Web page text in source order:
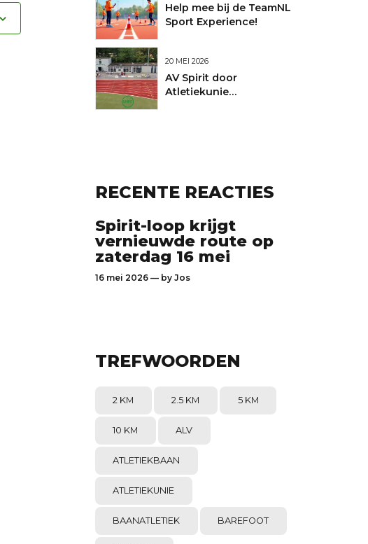
Help mee bij de TeamNL
Sport Experience!
20 MEI 2026
AV Spirit door
Atletiekunie
RECENTE REACTIES
Spirit-loop krijgt
vernieuwde route op
zaterdag 16 mei
16 mei 2026 — by Jos
TREFWOORDEN
2 KM 2.5 KM 5 KM
10 KM ALV
ATLETIEKBAAN
ATLETIEKUNIE
BAANATLETIEK BAREFOOT